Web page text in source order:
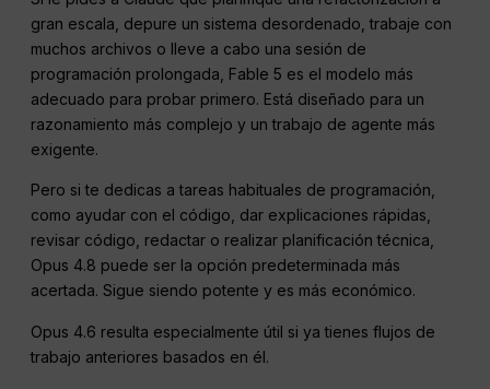
gran escala, depure un sistema desordenado, trabaje con
muchos archivos o lleve a cabo una sesión de
programación prolongada, Fable 5 es el modelo más
adecuado para probar primero. Está diseñado para un
razonamiento más complejo y un trabajo de agente más
exigente.
Pero si te dedicas a tareas habituales de programación,
como ayudar con el código, dar explicaciones rápidas,
revisar código, redactar o realizar planificación técnica,
Opus 4.8 puede ser la opción predeterminada más
acertada. Sigue siendo potente y es más económico.
Opus 4.6 resulta especialmente útil si ya tienes flujos de
trabajo anteriores basados en él.